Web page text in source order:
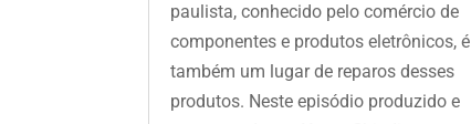
paulista, conhecido pelo comércio de
componentes e produtos eletrônicos, é
também um lugar de reparos desses
produtos. Neste episódio produzido e